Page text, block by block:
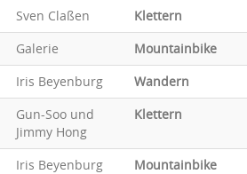
Sven Claßen
Klettern
Galerie
Mountainbike
Iris Beyenburg
Wandern
Gun-Soo und
Jimmy Hong
Klettern
Iris Beyenburg
Mountainbike